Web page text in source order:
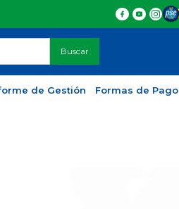
de Gestión Formas de Pago